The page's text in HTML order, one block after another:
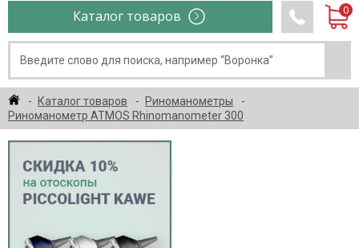
Каталог товаров
Каталог товаров
Риноманометры
Риноманометр ATMOS Rhinomanometer 300